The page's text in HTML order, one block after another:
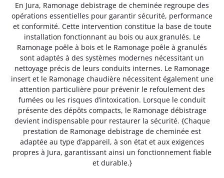
En Jura, Ramonage debistrage de cheminée regroupe des
opérations essentielles pour garantir sécurité, performance
et conformité. Cette intervention constitue la base de toute
installation fonctionnant au bois ou aux granulés. Le
Ramonage poêle à bois et le Ramonage poêle à granulés
sont adaptés à des systèmes modernes nécessitant un
nettoyage précis de leurs conduits internes. Le Ramonage
insert et le Ramonage chaudière nécessitent également une
attention particulière pour prévenir le refoulement des
fumées ou les risques d’intoxication. Lorsque le conduit
présente des dépôts compacts, le Ramonage débistrage
devient indispensable pour restaurer la sécurité. {Chaque
prestation de Ramonage debistrage de cheminée est
adaptée au type d’appareil, à son état et aux exigences
propres à Jura, garantissant ainsi un fonctionnement fiable
et durable.}